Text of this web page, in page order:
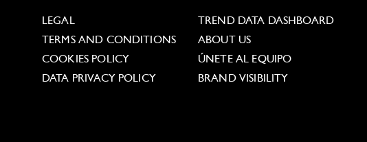
LEGAL
TERMS AND CONDITIONS
COOKIES POLICY
DATA PRIVACY POLICY
TREND DATA DASHBOARD
ABOUT US
ÚNETE AL EQUIPO
BRAND VISIBILITY